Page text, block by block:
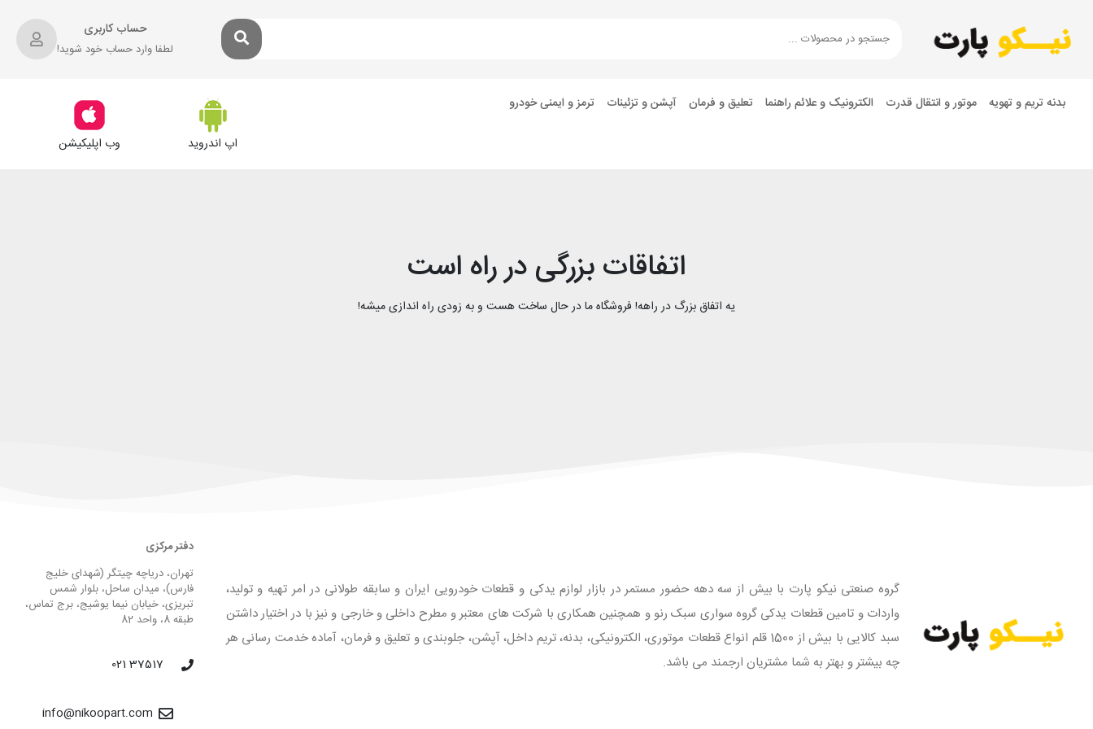
حساب کاربری
لطفا وارد حساب خود شوید!
بدنه تریم و تهویه موتور و انتقال قدرت الکترونیک و علائم راهنما تعلیق و فرمان آپشن و تزئینات ترمز و ایمنی خودرو
اپ اندروید وب اپلیکیشن
اتفاقات بزرگی در راه است
یه اتفاق بزرگ در راهه! فروشگاه ما در حال ساخت هست و به زودی راه اندازی میشه!
گروه صنعتی نیکو پارت با بیش از سه دهه حضور مستمر در بازار لوازم یدکی و قطعات خودرویی ایران و سابقه طولانی در امر تهیه و تولید،
واردات و تامین قطعات یدکی گروه سواری سبک رنو و همچنین همکاری با شرکت های معتبر و مطرح داخلی و خارجی و نیز با در اختیار داشتن
سبد کالایی با بیش از 1500 قلم انواع قطعات موتوری، الکترونیکی، بدنه، تریم داخل، آپشن، جلوبندی و تعلیق و فرمان، آماده خدمت رسانی هر
چه بیشتر و بهتر به شما مشتریان ارجمند می باشد.
دفتر مرکزی
تهران، دریاچه چیتگر (شهدای خلیج
فارس)، میدان ساحل، بلوار شمس
تبریزی، خیابان نیما یوشیج، برج تماس،
طبقه 8، واحد 82
37517 021
info@nikoopart.com